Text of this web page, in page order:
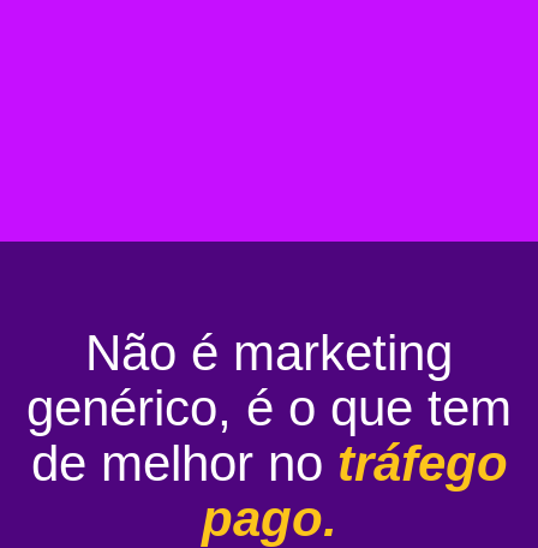
Não é marketing
genérico, é o que tem
de melhor no tráfego
pago.